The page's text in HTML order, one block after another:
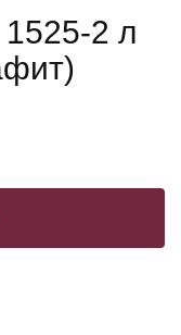
2 л